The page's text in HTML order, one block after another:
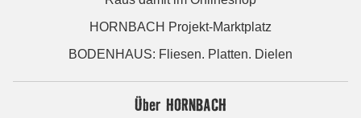
HORNBACH Projekt-Marktplatz
BODENHAUS: Fliesen. Platten. Dielen
Über HORNBACH